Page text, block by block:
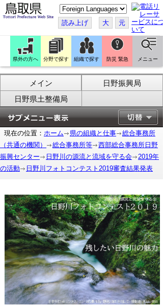
こ
の
ペ
ー
ジ
翻
訳
す
る
読み上げ 大 元
県外の方へ 分野で探す 組織で探す 防災 緊急 メニュー
メイン
日野振興局
日野県土整備局
現在の位置： ホーム 県の組織と仕事
総合事務所
（共通の機関）
総合事務所等
西部総合事務所日野
振興センター
日野川の源流と流域を守る会
2019年
の活動
日野川フォトコンテスト2019審査結果発表